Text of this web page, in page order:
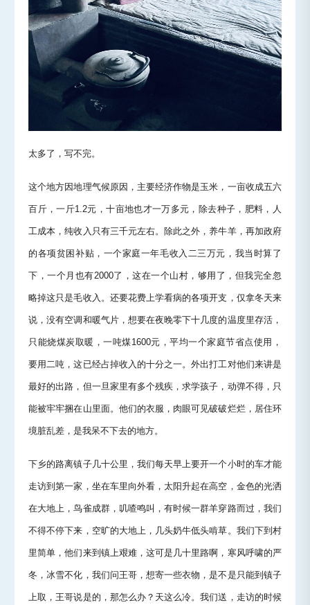
太多了，写不完。
这个地方因地理气候原因，主要经济作物是玉米，一亩收成五六
百斤，一斤1.2元，十亩地也才一万多元，除去种子，肥料，人
工成本，纯收入只有三千元左右。除此之外，养牛羊，再加政府
的各项贫困补贴，一个家庭一年毛收入二三万元，我当时算了
下，一个月也有2000了，这在一个山村，够用了，但我完全忽
略掉这只是毛收入。还要花费上学看病的各项开支，仅拿冬天来
说，没有空调和暖气片，想要在夜晚零下十几度的温度里存活，
只能烧煤炭取暖，一吨煤1600元，平均一个家庭节省点使用，
要用二吨，这已经占掉收入的十分之一。外出打工对他们来讲是
最好的出路，但一旦家里有多个残疾，求学孩子，动弹不得，只
能被牢牢捆在山里面。他们的衣服，肉眼可见破破烂烂，居住环
境脏乱差，是我呆不下去的地方。
下乡的路离镇子几十公里，我们每天早上要开一个小时的车才能
走访到第一家，坐在车里向外看，太阳升起在高空，金色的光洒
在大地上，鸟雀成群，叽喳鸣叫，有时候一群羊穿路而过，我们
不得不停下来，空旷的大地上，几头奶牛低头啃草。我们下到村
里简单，他们来到镇上艰难，这可是几十里路啊，寒风呼啸的严
冬，冰雪不化，我们问王哥，想寄一些衣物，是不是只能到镇子
上取，王哥说是的，那怎么办？天这么冷。我们送，走访的时候